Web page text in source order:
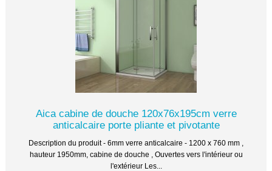
Aica cabine de douche 120x76x195cm verre
anticalcaire porte pliante et pivotante
Description du produit - 6mm verre anticalcaire - 1200 x 760 mm ,
hauteur 1950mm, cabine de douche , Ouvertes vers l'intérieur ou
l'extérieur Les...